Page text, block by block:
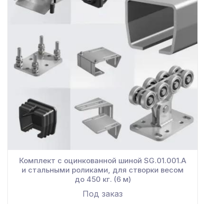
Комплект с оцинкованной шиной SG.01.001.А
и стальными роликами, для створки весом
до 450 кг. (6 м)
Под заказ